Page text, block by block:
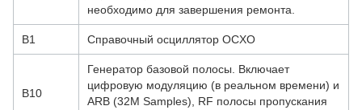
необходимо для завершения ремонта.
В1 Справочный осциллятор OCXO
В10
Генератор базовой полосы. Включает
цифровую модуляцию (в реальном времени) и
ARB (32M Samples), RF полосы пропускания